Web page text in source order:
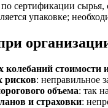
сертификации
упаковке;
колебаний стоимости
рисков: неправильное
объема: так
и страховки: